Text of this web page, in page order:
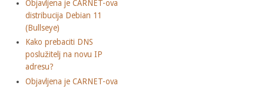
Objavljena je CARNET-ova
distribucija Debian 11
(Bullseye)
Kako prebaciti DNS
poslužitelj na novu IP
adresu?
Objavljena je CARNET-ova